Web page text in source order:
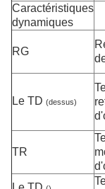
Caractéristiques
dynamiques
RG
Le TD (dessus)
TR